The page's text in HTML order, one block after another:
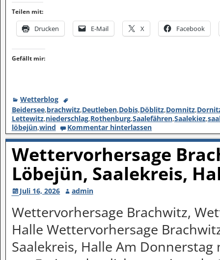
Teilen mit:
Drucken E-Mail X Facebook
Gefällt mir:
Wetterblog
Beidersee,brachwitz,Deutleben,Dobis,Döblitz,Domnitz,
Lettewitz,niederschlag,Rothenburg,Saalefähren,Saalekiez,
löbejün,wind Kommentar hinterlassen
Wettervorhersage
Löbejün, Saalekreis,
Juli 16, 2026 admin
Wettervorhersage Brachwitz,
Halle Wettervorhersage
Saalekreis, Halle Am